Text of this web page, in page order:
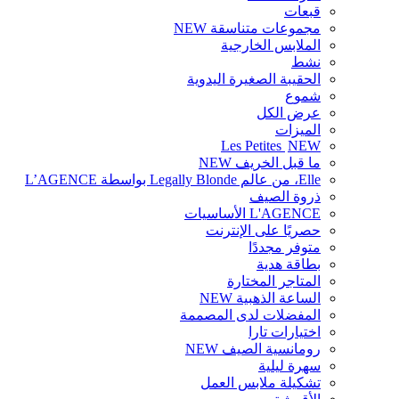
قبعات
مجموعات متناسقة NEW
الملابس الخارجية
نشط
الحقيبة الصغيرة اليدوية
شموع
عرض الكل
الميزات
Les Petites NEW
ما قبل الخريف NEW
Elle، من عالم Legally Blonde بواسطة L’AGENCE
ذروة الصيف
L'AGENCE الأساسيات
حصريًا على الإنترنت
متوفر مجددًا
بطاقة هدية
المتاجر المختارة
الساعة الذهبية NEW
المفضلات لدى المصممة
اختيارات تارا
رومانسية الصيف NEW
سهرة ليلية
تشكيلة ملابس العمل